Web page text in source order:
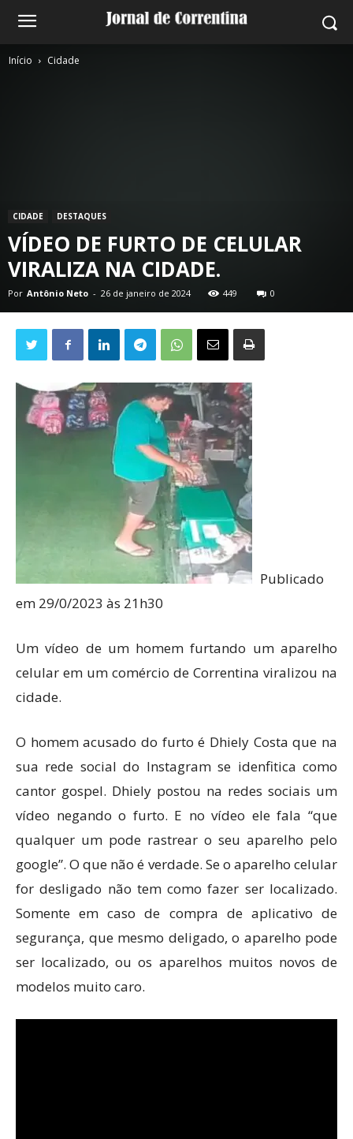
Início Cidade
CIDADE DESTAQUES
VÍDEO DE FURTO DE CELULAR
VIRALIZA NA CIDADE.
Por Antônio Neto - 26 de janeiro de 2024 449 0
Publicado
em 29/0/2023 às 21h30
Um vídeo de um homem furtando um aparelho
celular em um comércio de Correntina viralizou na
cidade.
O homem acusado do furto é Dhiely Costa que na
sua rede social do Instagram se idenfitica como
cantor gospel. Dhiely postou na redes sociais um
vídeo negando o furto. E no vídeo ele fala “que
qualquer um pode rastrear o seu aparelho pelo
google”. O que não é verdade. Se o aparelho celular
for desligado não tem como fazer ser localizado.
Somente em caso de compra de aplicativo de
segurança, que mesmo deligado, o aparelho pode
ser localizado, ou os aparelhos muitos novos de
modelos muito caro.